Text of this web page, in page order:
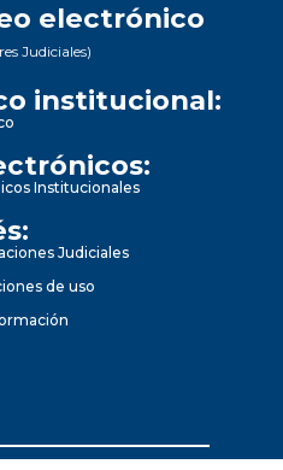
electrónico
Judiciales)
institucional:
Institucionales
Judiciales
de uso